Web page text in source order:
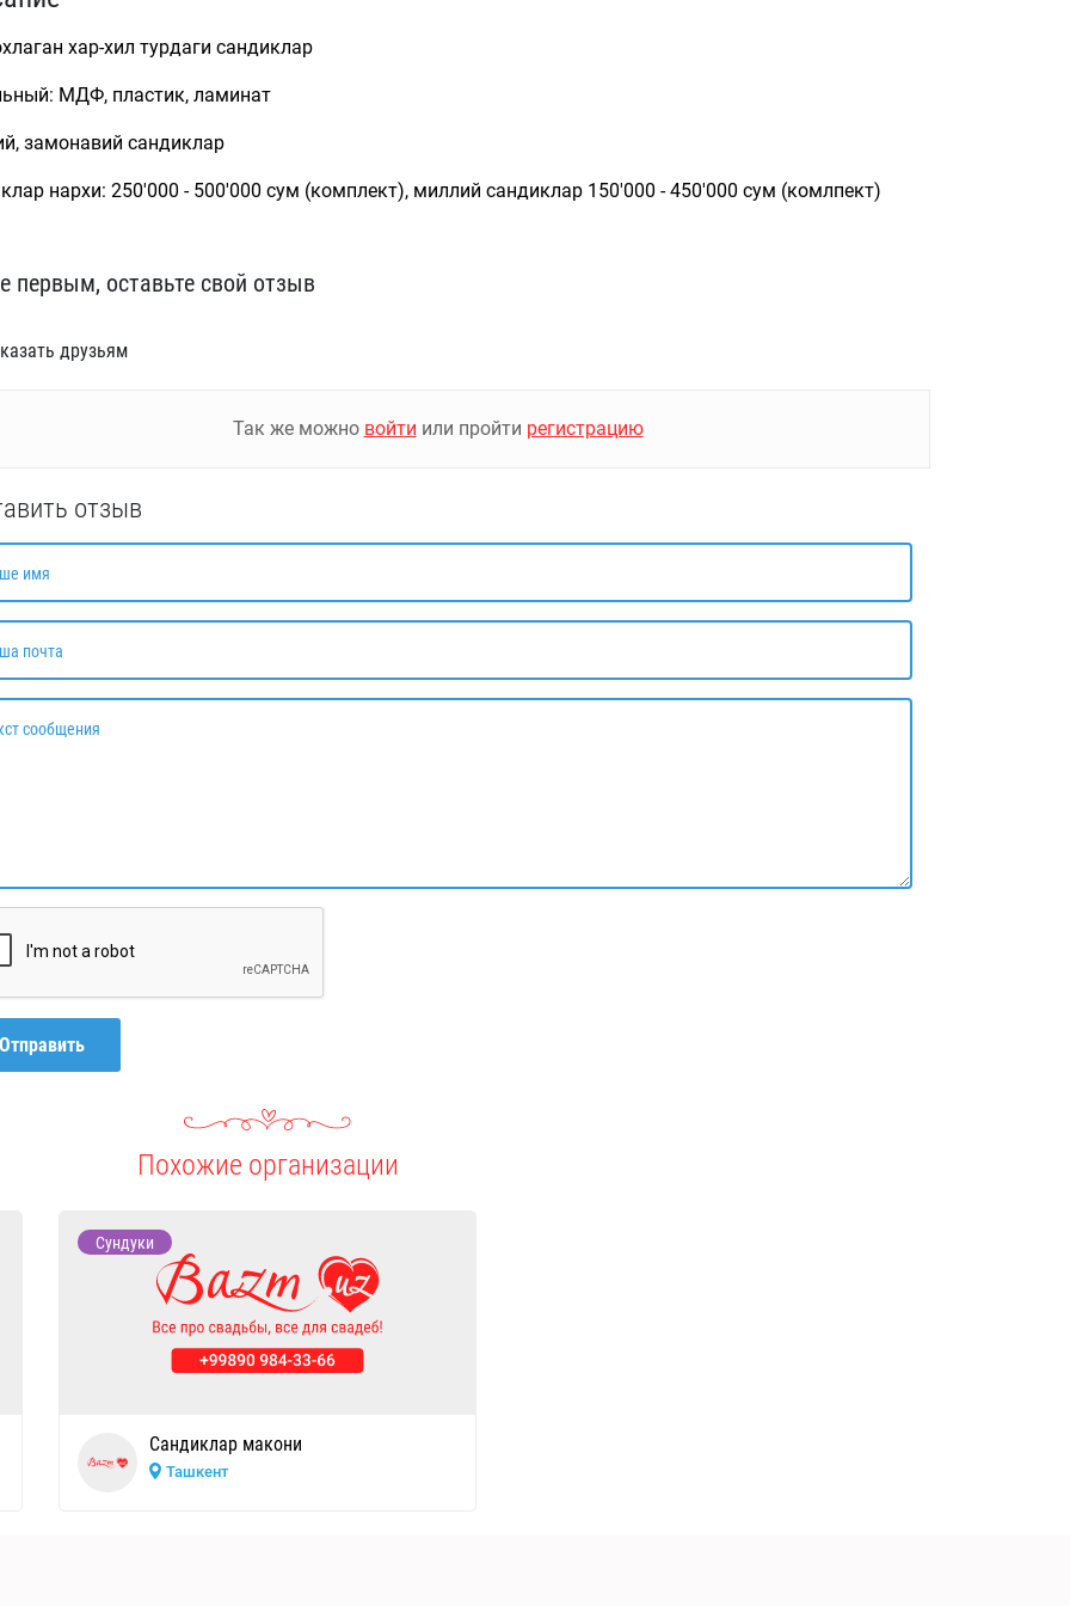
хар-хил турдаги сандиклар
МДФ, пластик, ламинат
замонавий сандиклар
нархи: 250'000 - 500'000 сум (комплект), миллий сандиклар 150'000 - 450'000 сум (комлпект)
первым, оставьте свой отзыв
друзьям
Так же можно войти или пройти регистрацию
отзыв
имя
почта
сообщения
Отправить
Похожие организации
Сундуки
Сандиклар макони
Ташкент